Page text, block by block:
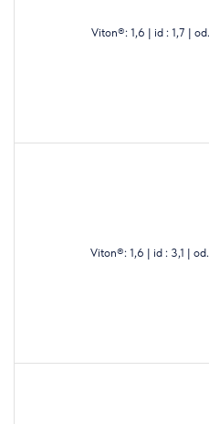
Viton®: 1,6 | id : 1,7 |
Viton®: 1,6 | id : 3,1 |